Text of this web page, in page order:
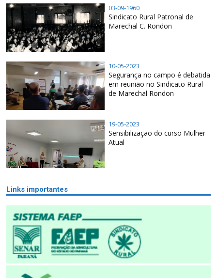
03-09-1960
Sindicato Rural Patronal de
Marechal C. Rondon
10-05-2023
Segurança no campo é debatida
em reunião no Sindicato Rural
de Marechal Rondon
19-05-2023
Sensibilização do curso Mulher
Atual
Links importantes